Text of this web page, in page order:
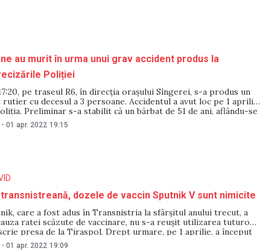
au murit în urma unui grav accident produs la
Poliției
pe traseul R6, în direcția orașului Sîngerei, s-a produs un
cu decesul a 3 persoane. Accidentul a avut loc pe 1 aprilie,
Preliminar s-a stabilit că un bărbat de 51 de ani, aflându-se
motociclete de marca „Honda” s-a
- 01 apr. 2022 19:15
dozele de vaccin Sputnik V sunt nimicite
care a fost adus în Transnistria la sfârșitul anului trecut, a
ratei scăzute de vaccinare, nu s-a reușit utilizarea tuturor
presa de la Tiraspol. Drept urmare, pe 1 aprilie, a început
În Transnistria, puțin peste o mie de oameni nu
- 01 apr. 2022 19:09